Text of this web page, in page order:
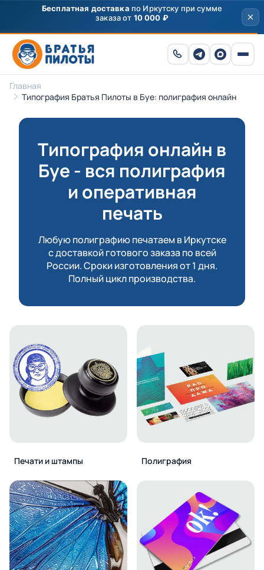
Скидка250 ₽на первый заказ от 3000 ₽ по
промокоду
ПРИВЕТ
Главная
Типография Братья Пилоты в Буе: полиграфия онлайн
Типография онлайн в
Буе - вся полиграфия
и оперативная
печать
Любую полиграфию печатаем в Иркутске
с доставкой готового заказа по всей
России. Сроки изготовления от 1 дня.
Полный цикл производства.
Печати и штампы Полиграфия